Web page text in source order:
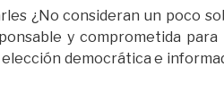
¿No consideran un poco
y comprometida
democrática e